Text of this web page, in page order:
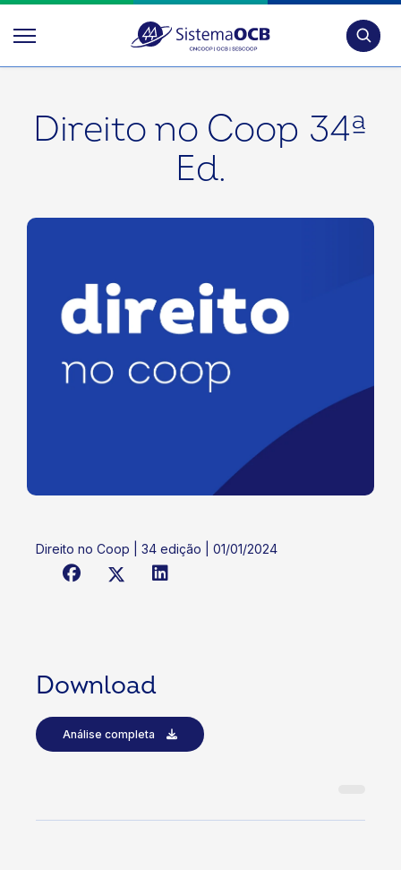
Direito no Coop 34ª
Ed.
Direito no Coop | 34 edição | 01/01/2024
Download
Análise completa